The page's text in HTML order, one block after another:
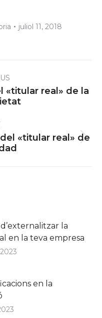
juliol 11, 2018
«titular real» de la
«titular real» de
la
en la teva empresa
en la